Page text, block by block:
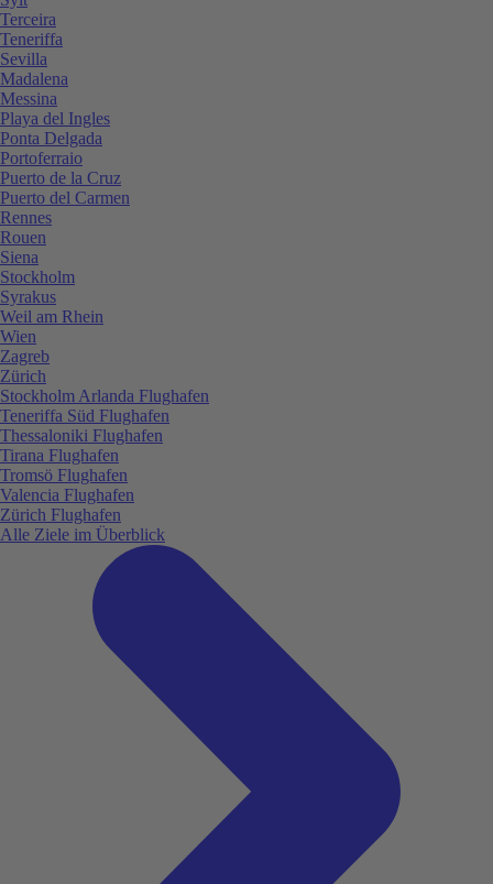
Terceira
Teneriffa
Sevilla
Madalena
Messina
Playa del Ingles
Ponta Delgada
Portoferraio
Puerto de la Cruz
Puerto del Carmen
Rennes
Rouen
Siena
Stockholm
Syrakus
Weil am Rhein
Wien
Zagreb
Zürich
Stockholm Arlanda Flughafen
Teneriffa Süd Flughafen
Thessaloniki Flughafen
Tirana Flughafen
Tromsö Flughafen
Valencia Flughafen
Zürich Flughafen
Alle Ziele im Überblick